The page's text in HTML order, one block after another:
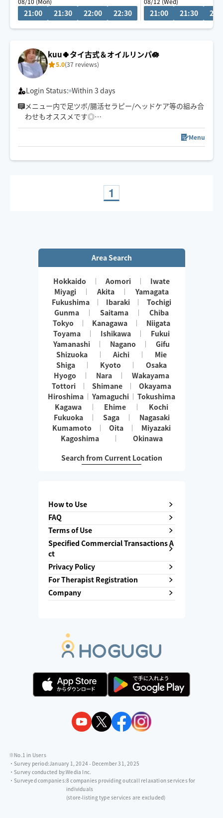
21:00 21:30 22:00 22:30 21:00 21:30
kuu🍀タイ古式＆オイルリンパ🪷
5.0(37 reviews)
Login Status: Within 3 days
メニュー内で足ツボ/腸活セラピー/ヘッドケア等の組み合
わせもオススメです◎
ゆったりとしたリズムで心身ともリラックスしていただ
頭痛/肩こり/腰痛/睡眠などの慢性的なお悩みもご相談く
ださい。
希望日時があれば問い合わせください。
お子様や🐶🐈ご一緒OKです◎
Menu
1
Area Search
Hokkaido Aomori
Iwate
Miyagi
Akita
Yamagata
Fukushima
Ibaraki
Tochigi
Gunma
Saitama
Chiba
Tokyo
Kanagawa
Niigata
Toyama
Ishikawa
Fukui
Yamanashi
Nagano
Gifu
Shizuoka
Aichi
Mie
Shiga
Kyoto
Osaka
Hyogo
Nara
Wakayama
Tottori
Shimane
Okayama
Hiroshima
Yamaguchi
Tokushima
Kagawa
Ehime
Kochi
Fukuoka
Saga
Nagasaki
Kumamoto
Oita
Miyazaki
Kagoshima
Okinawa
Search from Current Location
How to Use
FAQ
Terms of Use
Specified Commercial Transactions A
ct
Privacy Policy
For Therapist Registration
Company
※No.1 in Users
・Survey period:January 1, 2024 - December 31, 2025
・Survey conducted by:Wedia Inc.
・Surveyed companies:8 companies providing outcall relaxation services for
individuals
(store-listing type services are excluded)